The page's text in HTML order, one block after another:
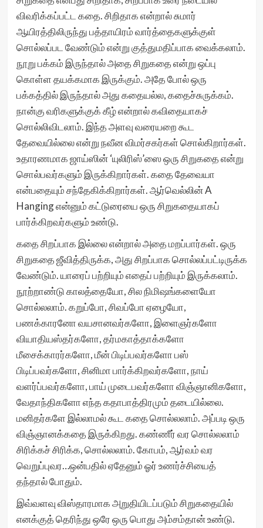
விவரிக்கப்பட்ட கதை. சிறிதாக என்றால் சுமார்
ஆயிரத்திலிருந்து பத்தாயிரம் வார்த்தைகளுக்குள்
சொல்லப்பட வேண்டும் என்று குத்துமதிப்பாக வைக்கலாம்.
நூறு பக்கம் இருந்தால் அதை சிறுகதை என்று ஒப்பு
கொள்ள தயக்கமாக இருக்கும். அதே போல் ஒரு
பக்கத்தில் இருந்தால் அது கதையல்ல, கதைச்சுருக்கம்.
நான்கு வரிகளுக்குக் கீழ் என்றால் கவிதையாகச்
சொல்லிவிடலாம். இந்த அளவு வரையறை கூட
தேவையில்லை என்று நவீன விமர்சகர்கள் சொல்கிறார்கள்.
உதாரணமாக ஜாய்ஸின் ‘யுலிரிஸ்’ஸை ஒரு சிறுகதை என்று
சொல்பவர்களும் இருக்கிறார்கள். கதை தேவையா
என்பதையும் சந்தேகிக்கிறார்கள். ஆர்வெல்லின் A
Hanging என்னும் கட்டுரையை ஒரு சிறுகதையாகப்
பார்க்கிறவர்களும் உண்டு.
கதை சிறப்பாக இல்லை என்றால் அதை மறப்பார்கள். ஒரு
சிறுகதை ஜீவித்திருக்க, அது சிறப்பாக சொல்லப்பட்டிருக்க
வேண்டும். யாரைப் பற்றியும் எதைப் பற்றியும் இருக்கலாம்.
நூற்றாண்டு காலத்தையோ, சில நிமிஷங்களையோ
சொல்லலாம். கறுப்போ, சிவப்போ ஏழையோ,
பணக்காரனோ வயசானவர்களோ, இளைஞர்களோ
வியாதியஸ்தர்களோ, தர்மகாத்தாக்களோ
மீசைக்காரர்களோ, மீன் பிடிப்பவர்களோ பஸ்
பிடிப்பவர்களோ, சினிமா பார்க்கிறவர்களோ, நாய்
வளர்ப்பவர்களோ, பாய் முடைபவர்களோ விஞ்ஞானிகளோ,
வேதாந்திகளோ எந்த கதாபாத்திரமும் தடையில்லை.
மனிதர்களே இல்லாமல் கூட கதை சொல்லலாம். அப்படி ஒரு
விஞ்ஞானக்கதை இருக்கிறது. கண்ணீர் வர சொல்லலாம்
சிரிக்கச் சிரிக்க, சொல்லலாம். கோபம், ஆர்வம் வர
வெறுப்புவர…ஒன்பதில் ஏதேனும் ஓர் உணர்ச்சியைத்
தந்தால் போதும்.
இவ்வளவு விஸ்தாரமாக அறுதியிடப்படும் சிறுகதையில்
எனக்குத் தெரிந்து ஒரே ஒரு பொது அம்சம்தான் உண்டு.